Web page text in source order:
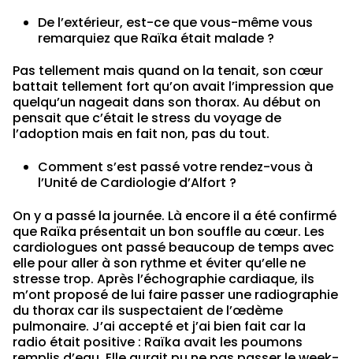
De l’extérieur, est-ce que vous-même vous
remarquiez que Raïka était malade ?
Pas tellement mais quand on la tenait, son cœur
battait tellement fort qu’on avait l’impression que
quelqu’un nageait dans son thorax. Au début on
pensait que c’était le stress du voyage de
l’adoption mais en fait non, pas du tout.
Comment s’est passé votre rendez-vous à
l’Unité de Cardiologie d’Alfort ?
On y a passé la journée. Là encore il a été confirmé
que Raïka présentait un bon souffle au cœur. Les
cardiologues ont passé beaucoup de temps avec
elle pour aller à son rythme et éviter qu’elle ne
stresse trop. Après l’échographie cardiaque, ils
m’ont proposé de lui faire passer une radiographie
du thorax car ils suspectaient de l’œdème
pulmonaire. J’ai accepté et j’ai bien fait car la
radio était positive : Raïka avait les poumons